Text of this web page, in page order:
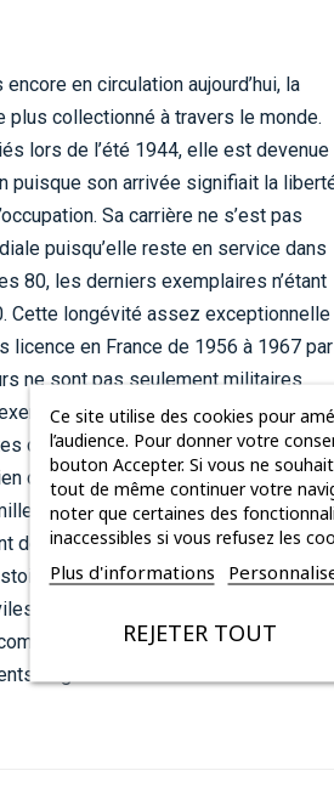
en circulation aujourd’hui, la
collectionné à travers le monde.
lors de l’été 1944, elle est devenue
puisque son arrivée signifiait la
Sa carrière ne s’est pas
puisqu’elle reste en service dans
80, les derniers exemplaires n’étant
Cette longévité assez exceptionnelle
licence en France de 1956 à 1967 par
ne sont pas seulement militaires
sont mis en vente sur le
de surplus puis par celles de
dans l’agriculture que les garages et
de se balader les week-ends.
de survivantes. Ce livre va vous
de sa genèse, ses diverses
grâce à 200 photos d’époque ou
notamment en
originaux.
Ce site utilise des cookies pour
l’audience. Pour donner votre
bouton Accepter. Si vous ne
tout de même continuer votre
noter que certaines des
inaccessibles si vous refusez les
Plus d'informations
REJETER TOUT